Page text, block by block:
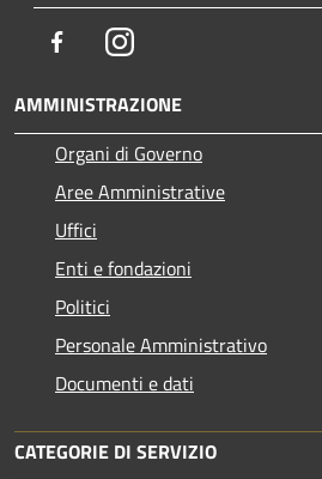
FacebookInstagram
AMMINISTRAZIONE
Organi di Governo
Aree Amministrative
Uffici
Enti e fondazioni
Politici
Personale Amministrativo
Documenti e dati
CATEGORIE DI SERVIZIO